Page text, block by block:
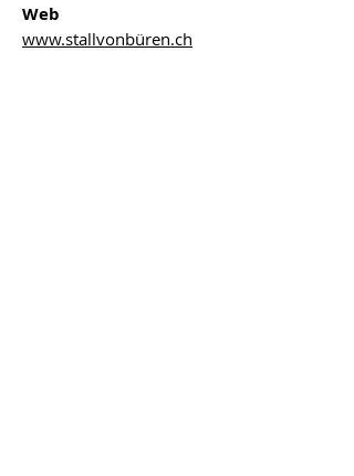
Web
www.stallvonbüren.ch